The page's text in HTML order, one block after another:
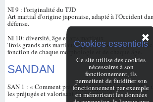
NI 9 : l'originalité du TJD
Art martial d'origine japonaise, adapté à l'Occident
défense.
NI 10: diversité, âge et arts martiaux
Trois grands arts martiaux apportent leur variété de
fonction de chaque morphologie et de chaque âge.
SANDAN
SAN 1 : « Comment présenter et promouvoir le TJD
les préjugés et valorisant les bienfaits ?
Cookies essentiels
Ce site utilise des cookies
nécessaires à son
fonctionnement, ils
permettent de fluidifier son
fonctionnement par exemple
en mémorisant les données